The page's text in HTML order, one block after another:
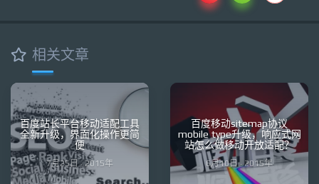
相关文章
百度站长平台移动适配工具
全新升级，界面化操作更简
便
7月25日 · 2015年
百度移动sitemap协议
mobile type升级，响应式网
站怎么做移动开放适配？
6月10日 · 2015年